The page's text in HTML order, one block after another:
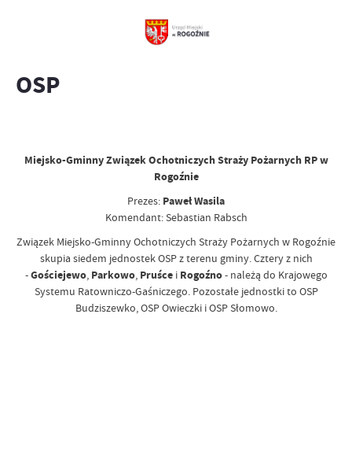
OSP
Miejsko-Gminny Związek Ochotniczych Straży Pożarnych RP w
Rogoźnie
Prezes: Paweł Wasila
Komendant: Sebastian Rabsch
Związek Miejsko-Gminny Ochotniczych Straży Pożarnych w Rogoźnie
skupia siedem jednostek OSP z terenu gminy. Cztery z nich
-Gościejewo, Parkowo, Pruścei Rogoźno- należą do Krajowego
Systemu Ratowniczo-Gaśniczego. Pozostałe jednostki to OSP
Budziszewko, OSP Owieczki i OSP Słomowo.